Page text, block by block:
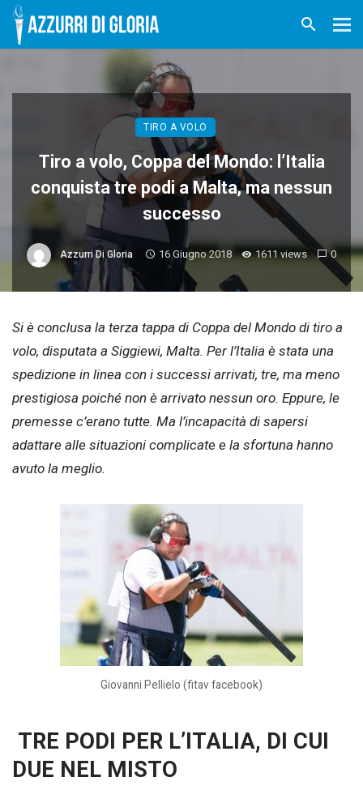
TIRO A VOLO
Tiro a volo, Coppa del Mondo: l’Italia
conquista tre podi a Malta, ma nessun
successo
Azzurri Di Gloria 16 Giugno 2018 1611 views 0
Si è conclusa la terza tappa di Coppa del Mondo di tiro a
volo, disputata a Siggiewi, Malta. Per l’Italia è stata una
spedizione in linea con i successi arrivati, tre, ma meno
prestigiosa poiché non è arrivato nessun oro. Eppure, le
premesse c’erano tutte. Ma l’incapacità di sapersi
adattare alle situazioni complicate e la sfortuna hanno
avuto la meglio.
Giovanni Pellielo (fitav facebook)
TRE PODI PER L’ITALIA, DI CUI
DUE NEL MISTO